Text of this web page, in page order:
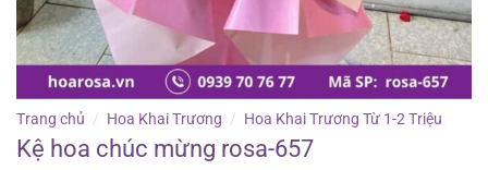
Trang chủ / Hoa Khai Trương / Hoa Khai Trương Từ 1-2 Triệu
Kệ hoa chúc mừng rosa-657